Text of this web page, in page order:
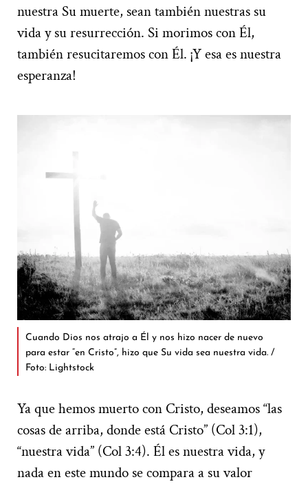
nuestra Su muerte, sean también nuestras su
vida y su resurrección. Si morimos con Él,
también resucitaremos con Él. ¡Y esa es nuestra
esperanza!
Cuando Dios nos atrajo a Él y nos hizo nacer de nuevo
para estar “en Cristo”, hizo que Su vida sea nuestra vida. /
Foto: Lightstock
Ya que hemos muerto con Cristo, deseamos “las
cosas de arriba, donde está Cristo” (Col 3:1),
“nuestra vida” (Col 3:4). Él es nuestra vida, y
nada en este mundo se compara a su valor